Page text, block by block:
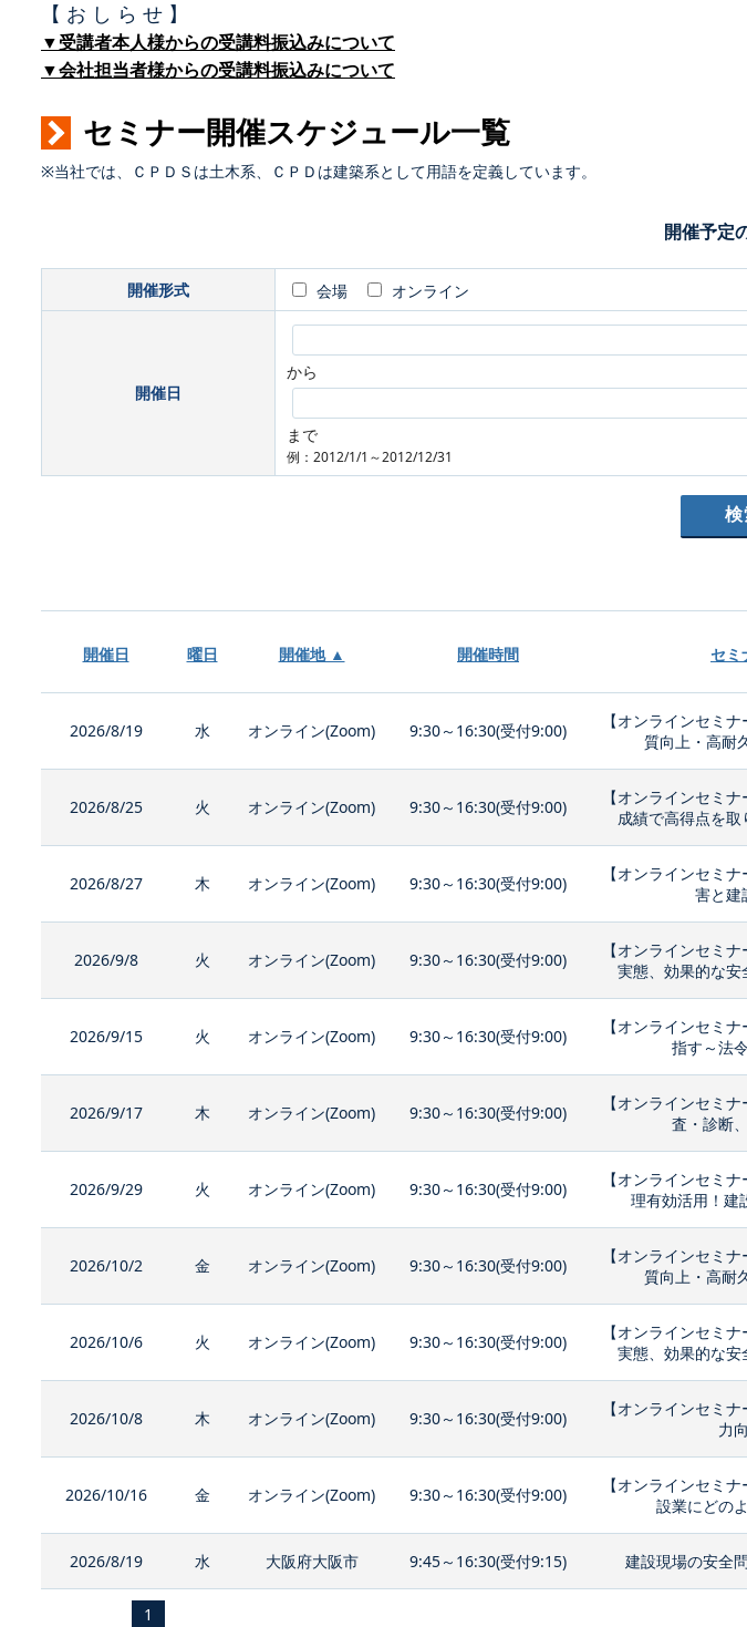
【 お し ら せ 】
▼受講者本人様からの受講料振込みについて
▼会社担当者様からの受講料振込みについて
セミナー開催スケジュール一覧
※当社では、ＣＰＤＳは土木系、ＣＰＤは建築系として用語を定義しています。
開催予定
開催形式 会場 オンライン
開催日
から
まで
例：2012/1/1～2012/12/31
開催日 曜日 開催地 ▲ 開催時間 セミ
2026/8/19 水 オンライン(Zoom) 9:30～16:30(受付9:00)
【オンラインセミ
質向上・高耐
2026/8/25 火 オンライン(Zoom) 9:30～16:30(受付9:00)
【オンラインセミ
成績で高得点を
2026/8/27 木 オンライン(Zoom) 9:30～16:30(受付9:00)
【オンラインセミ
害と建
2026/9/8 火 オンライン(Zoom) 9:30～16:30(受付9:00)
【オンラインセミ
実態、効果的な
2026/9/15 火 オンライン(Zoom) 9:30～16:30(受付9:00)
【オンラインセミ
指す～法
2026/9/17 木 オンライン(Zoom) 9:30～16:30(受付9:00)
【オンラインセミ
査・診断
2026/9/29 火 オンライン(Zoom) 9:30～16:30(受付9:00)
【オンラインセミ
理有効活用！建
2026/10/2 金 オンライン(Zoom) 9:30～16:30(受付9:00)
【オンラインセミ
質向上・高耐
2026/10/6 火 オンライン(Zoom) 9:30～16:30(受付9:00)
【オンラインセミ
実態、効果的な
2026/10/8 木 オンライン(Zoom) 9:30～16:30(受付9:00)
【オンラインセミ
力
2026/10/16 金 オンライン(Zoom) 9:30～16:30(受付9:00)
【オンラインセミ
設業にどの
2026/8/19 水 大阪府大阪市 9:45～16:30(受付9:15) 建設現場の安全
1